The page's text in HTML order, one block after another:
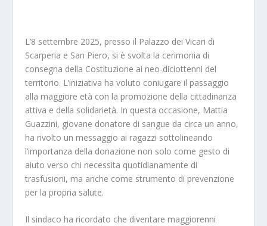
L’8 settembre 2025, presso il Palazzo dei Vicari di
Scarperia e San Piero, si è svolta la cerimonia di
consegna della Costituzione ai neo-diciottenni del
territorio. L’iniziativa ha voluto coniugare il passaggio
alla maggiore età con la promozione della cittadinanza
attiva e della solidarietà. In questa occasione, Mattia
Guazzini, giovane donatore di sangue da circa un anno,
ha rivolto un messaggio ai ragazzi sottolineando
l’importanza della donazione non solo come gesto di
aiuto verso chi necessita quotidianamente di
trasfusioni, ma anche come strumento di prevenzione
per la propria salute.
Il sindaco ha ricordato che diventare maggiorenni